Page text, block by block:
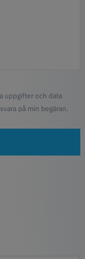
uppgifter och data
på min begäran.